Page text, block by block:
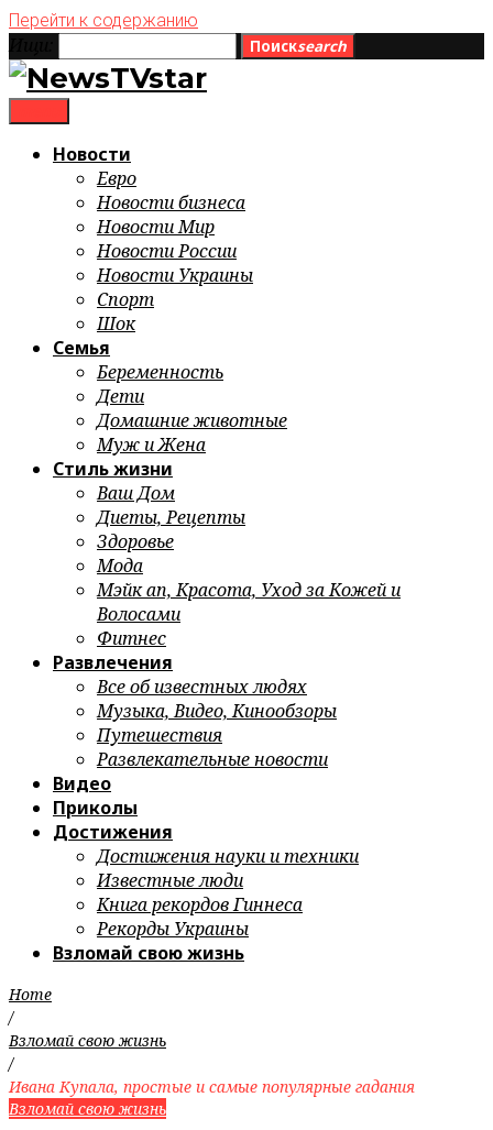
Перейти к содержанию
Поискsearch
Новости
Евро
Новости бизнеса
Новости Мир
Новости России
Новости Украины
Спорт
Шок
Семья
Беременность
Дети
Домашние животные
Муж и Жена
Стиль жизни
Ваш Дом
Диеты, Рецепты
Здоровье
Мода
Мэйк ап, Красота, Уход за Кожей и
Волосами
Фитнес
Развлечения
Все об известных людях
Музыка, Видео, Кинообзоры
Путешествия
Развлекательные новости
Видео
Приколы
Достижения
Достижения науки и техники
Известные люди
Книга рекордов Гиннеса
Рекорды Украины
Взломай свою жизнь
Home
/
Взломай свою жизнь
/
Ивана Купала, простые и самые популярные гадания
Взломай свою жизнь